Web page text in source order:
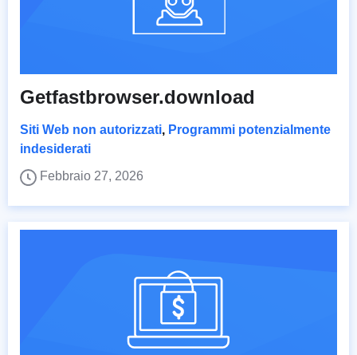
Getfastbrowser.download
Siti Web non autorizzati, Programmi potenzialmente
indesiderati
Febbraio 27, 2026